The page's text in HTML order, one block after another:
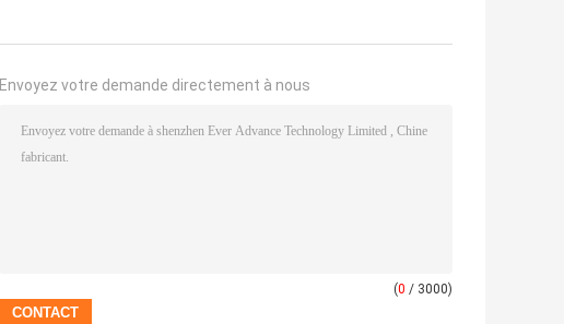
Envoyez votre demande directement à nous
(0 / 3000)